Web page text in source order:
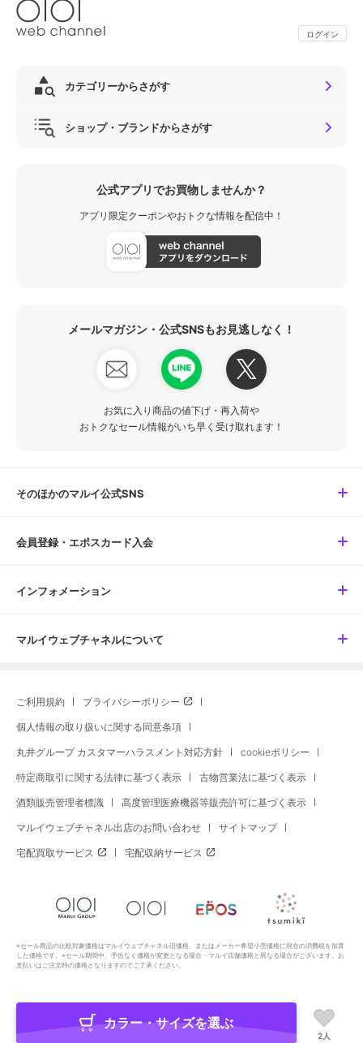
ログイン
カテゴリーからさがす
ショップ・ブランドからさがす
公式アプリでお買物しませんか？
アプリ限定クーポンやおトクな情報を配信中！
メールマガジン・公式SNSもお見逃しなく！
お気に入り商品の値下げ・再入荷や
おトクなセール情報がいち早く受け取れます！
そのほかのマルイ公式SNS
会員登録・エポスカード入会
インフォメーション
マルイウェブチャネルについて
ご利用規約 プライバシーポリシー
個人情報の取り扱いに関する同意条項
丸井グループ カスタマーハラスメント対応方針 cookieポリシー
特定商取引に関する法律に基づく表示 古物営業法に基づく表示
酒類販売管理者標識 高度管理医療機器等販売許可に基づく表示
マルイウェブチャネル出店のお問い合わせ サイトマップ
宅配買取サービス 宅配収納サービス
※セール商品の比較対象価格はマルイウェブチャネル旧価格、またはメーカー希望小売価格に現在の消費税を加算
した価格です。※セール期間中、予告なく価格が変更となる場合・マルイ店舗価格と異なる場合がございます。お
支払いはご注文時の価格となりますのでご了承ください。
Copyright All Rights Reserved. MARUI Co., Ltd
カラー・サイズを選ぶ
2人